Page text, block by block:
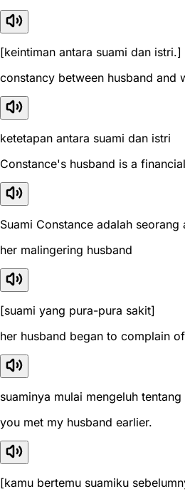
[keintiman antara suami dan istri.]
constancy between husband and
ketetapan antara suami dan istri
Constance's husband is a
Suami Constance adalah seorang
her malingering husband
[suami yang pura-pura sakit]
her husband began to complain
suaminya mulai mengeluh
you met my husband earlier.
[kamu bertemu suamiku